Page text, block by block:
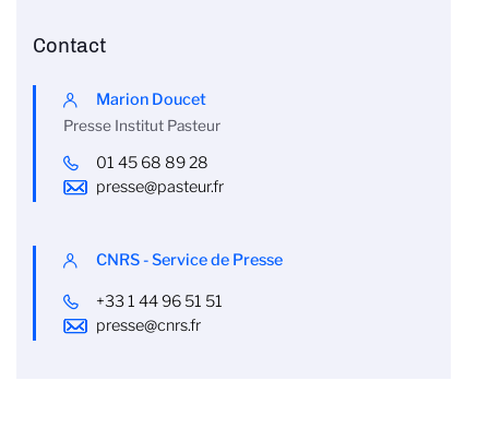
Contact
Marion Doucet
Presse Institut Pasteur
01 45 68 89 28
presse@pasteur.fr
CNRS - Service de Presse
+33 1 44 96 51 51
presse@cnrs.fr